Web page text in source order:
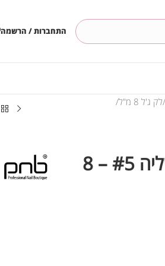
התחברות / הרשמה
לק ג'ל 8 מ"ל
PNB לק ג’ל, סדרת אשליה #5 – 8